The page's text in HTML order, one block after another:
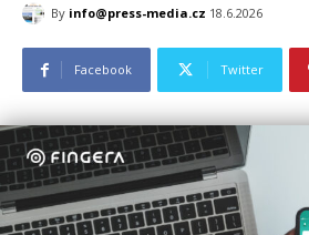
By info@press-media.cz 18.6.2026
Facebook Twitter